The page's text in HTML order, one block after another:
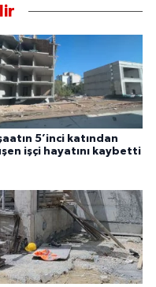
5’inci katından
işçi hayatını kaybetti